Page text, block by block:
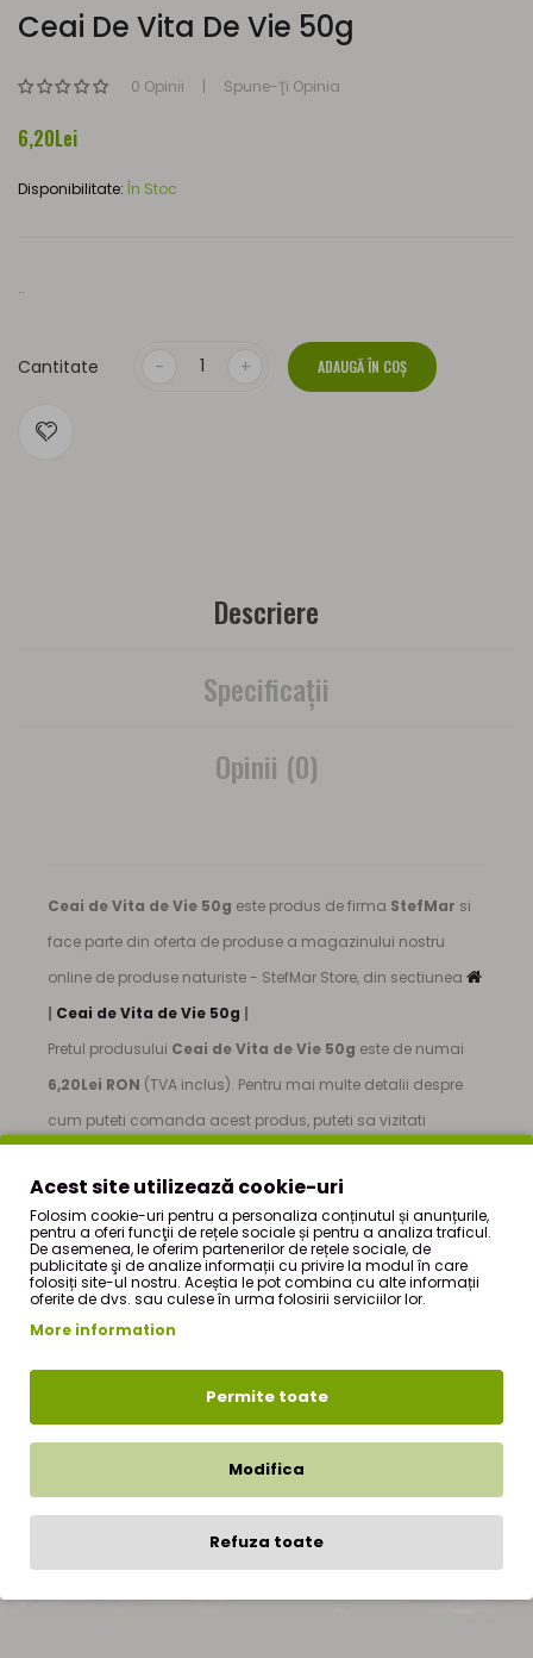
Ceai De Vita De Vie 50g
0 Opinii Spune-Ţi Opinia
6,20Lei
Disponibilitate: În Stoc
..
Cantitate ADAUGĂ ÎN COŞ
Descriere
Specificaţii
Opinii (0)
Ceai de Vita de Vie 50g este produs de firma StefMar si
face parte din oferta de produse a magazinului nostru
online de produse naturiste - StefMar Store, din sectiunea
| Ceai de Vita de Vie 50g |
Pretul produsului Ceai de Vita de Vie 50g este de numai
6,20Lei RON (TVA inclus). Pentru mai multe detalii despre
cum puteti comanda acest produs, puteti sa vizitati
Pentru comenzile a caror valoare depaseste suma de 250
RON, transportul este gratuit.
Pentru a comanda online, trebuie doar sa urmati cativa
pasi simpli dupa apasarea butonului "Finalizare comanda",
inregistrarea unui cont nefiind obligatorie. Comenzile se pot
face si telefonic, la numarul de telefon afisat sub bara de
Acest site utilizează cookie-uri
Folosim cookie-uri pentru a personaliza conținutul și anunțurile,
pentru a oferi funcţii de rețele sociale și pentru a analiza traficul.
De asemenea, le oferim partenerilor de rețele sociale, de
publicitate şi de analize informații cu privire la modul în care
folosiți site-ul nostru. Aceștia le pot combina cu alte informații
oferite de dvs. sau culese în urma folosirii serviciilor lor.
More information
Permite toate
Modifica
Refuza toate